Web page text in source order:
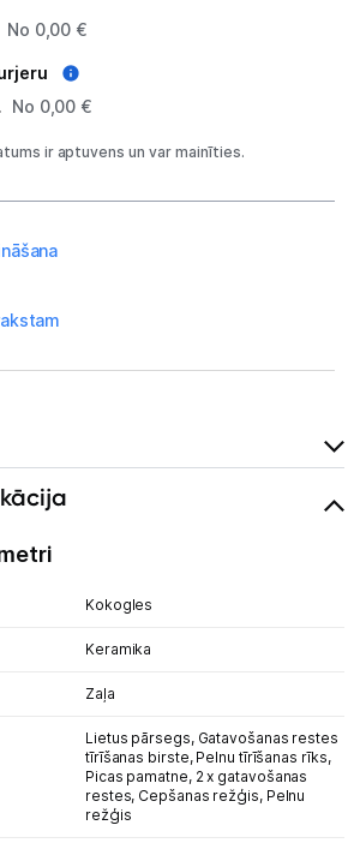
No 0,00 €
No 0,00 €
ir aptuvens un var mainīties.
Kokogles
Keramika
Zaļa
Lietus pārsegs, Gatavošanas restes
tīrīšanas birste, Pelnu tīrīšanas rīks,
Picas pamatne, 2 x gatavošanas
restes, Cepšanas režģis, Pelnu
režģis